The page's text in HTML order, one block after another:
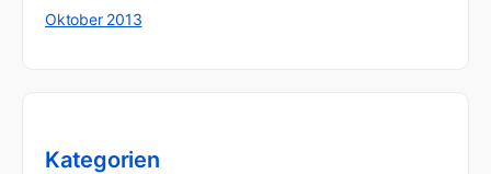
Oktober 2013
Kategorien